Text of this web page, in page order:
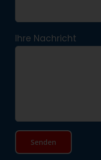
Ihre Nachricht